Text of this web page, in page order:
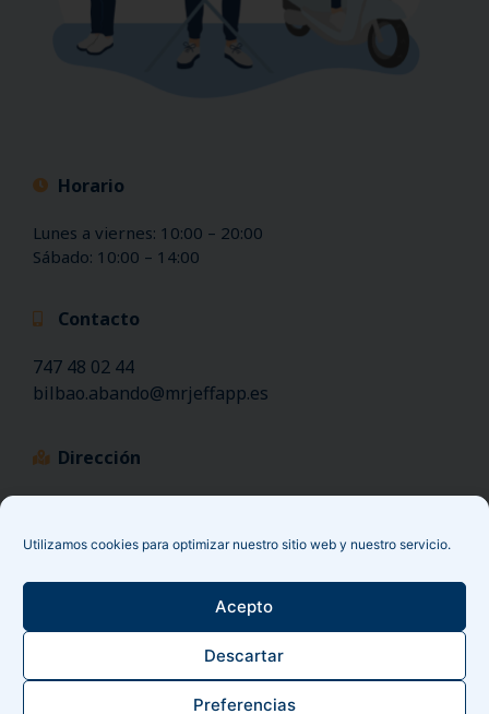
Utilizamos cookies para optimizar nuestro sitio web y nuestro servicio.
Acepto
Descartar
Preferencias
Horario
Lunes a viernes: 10:00 – 20:00
Sábado: 10:00 – 14:00
Contacto
747 48 02 44
bilbao.abando@mrjeffapp.es
Dirección
© 2022 Mr Jeff | Todos los derechos reservados
Política de Privacidad y Aviso Legal